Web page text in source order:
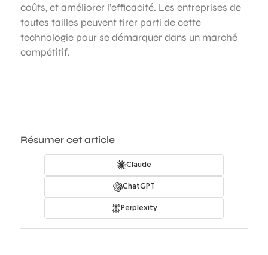
coûts, et améliorer l’efficacité. Les entreprises de
toutes tailles peuvent tirer parti de cette
technologie pour se démarquer dans un marché
compétitif.
Résumer cet article
Claude
ChatGPT
Perplexity